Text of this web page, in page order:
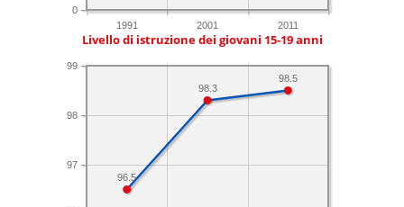
1991 2001 2011
0
Livello di istruzione dei giovani 15-19 anni
97
98
99
98.5
98.3
96.5